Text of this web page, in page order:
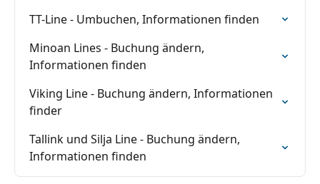
TT-Line - Umbuchen, Informationen finden
Minoan Lines - Buchung ändern,
Informationen finden
Viking Line - Buchung ändern, Informationen
finder
Tallink und Silja Line - Buchung ändern,
Informationen finden